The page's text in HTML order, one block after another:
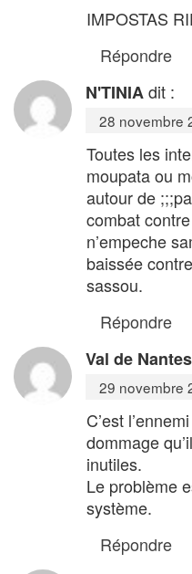
IMPOSTAS
Répondre
N'TINIAdit :
28 novembre
Toutes les
moupata ou
autour de
combat
n’empeche
baissée
sassou.
Répondre
Val de Nantes
29 novembre
C’est
dommage
inutiles.
Le problème
système.
Répondre